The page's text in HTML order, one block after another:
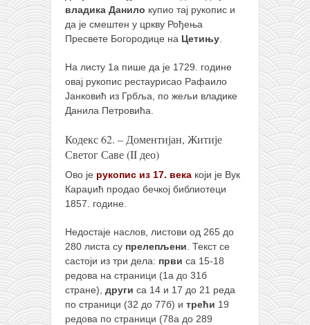
владика Данило купио тај рукопис и
да је смештен у цркву Рођења
Пресвете Богородице на Цетињу
На листу 1а пише да је 1729. године
овај рукопис рестаурисао Рафаило
Јанковић из Грбља, по жељи владике
Данила Петровића.
Кодекс 62. – Доментијан, Житије
Светог Саве (II део)
Ово је рукопис из 17. века који је Вук
Караџић продао бечкој библиотеци
1857. године.
Недостаје наслов, листови од 265 до
280 листа су прелепљени . Текст се
састоји из три дела: први са 15-18
редова на страници (1а до 31б
стране), други са 14 и 17 до 21 реда
по страници (32 до 77б) и трећи 19
редова по страници (78а до 289